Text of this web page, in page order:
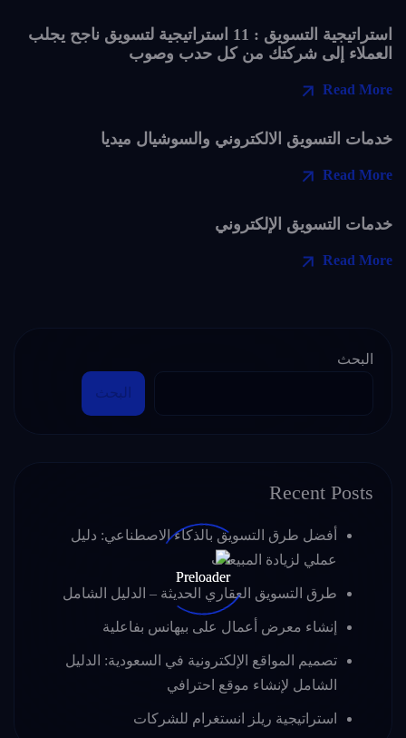
استراتيجية التسويق : 11 استراتيجية لتسويق ناجح يجلب
العملاء إلى شركتك من كل حدب وصوب
Read More
خدمات التسويق الالكتروني والسوشيال ميديا
Read More
خدمات التسويق الإلكتروني
Read More
البحث
البحث
Recent Posts
أفضل طرق التسويق بالذكاء الاصطناعي: دليل
عملي لزيادة المبيعات
طرق التسويق العقاري الحديثة – الدليل الشامل
إنشاء معرض أعمال على بيهانس بفاعلية
تصميم المواقع الإلكترونية في السعودية: الدليل
الشامل لإنشاء موقع احترافي
استراتيجية ريلز انستغرام للشركات